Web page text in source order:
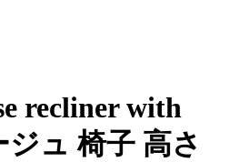
recliner with
ュ 椅子 高さ